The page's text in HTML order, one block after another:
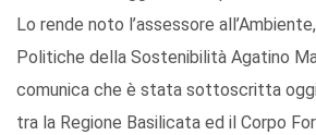
Lo rende noto l’assessore
Politiche della Sostenibilità Agatino
comunica che è stata sottoscritta
tra la Regione Basilicata ed il Corpo